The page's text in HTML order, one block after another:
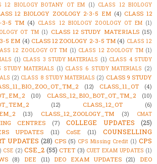
12 BIOLOGY BOTANY OT EM (1) CLASS 12 BIOLOGY
12 BIOLOGY ZOOLOGY 2-3-5 EM (4) CLASS 12
3-5 TM (4) CLASS 12 BIOLOGY ZOOLOGY OT EM (1)
OT TM (1) CLASS 12 STUDY MATERIALS (15)
5 EM (4) CLASS 12 ZOOLOGY 2-3-5 TM (4) CLASS 12
12 ZOOLOGY OT TM (1) CLASS 12 ZOOLOGY TM (1)
(1) CLASS 3 STUDY MATERIALS (1) CLASS 4 STUDY
STUDY MATERIALS (1) CLASS 6 STUDY MATERIALS (2)
(2) CLASS 8 STUDY MATERIALS (2) CLASS 9 STUDY
(12) CLASS_11_OT
(4)
(10) CLASS_12_BIO_BOT_OT_TM_2
(10)
(12) CLASS_12_OT
(6)
(13) CLASS_12_ZOOLOGY_TM (3)
CMAT
CENTRES (7) COLLEGE UPDATES (25)
UPDATES (11) CoSE (11)
COUNSELLING
UPDATES (28) CPS (5) CPS Missing Credit (1) CPS
CSE (2) CSE_2 (55) CTET (3) CUET EXAM UPDATES (1)
(8) DEE (11) DEO EXAM UPDATES (21)
DEO